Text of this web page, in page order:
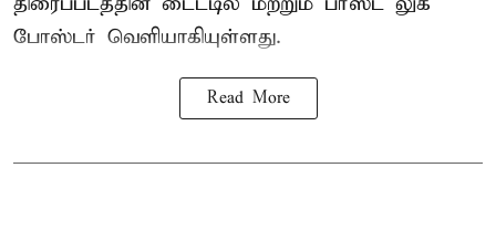
போஸ்டர் வெளியாகியுள்ளது.
Read More